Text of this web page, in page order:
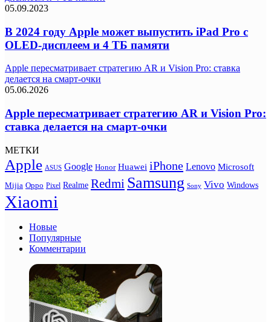
05.09.2023
В 2024 году Apple может выпустить iPad Pro с
OLED-дисплеем и 4 ТБ памяти
Apple пересматривает стратегию AR и Vision Pro: ставка
делается на смарт-очки
05.06.2026
Apple пересматривает стратегию AR и Vision Pro:
ставка делается на смарт-очки
МЕТКИ
Apple ASUS Google Honor Huawei iPhone Lenovo Microsoft
Mijia Oppo Pixel Realme Redmi Samsung Sony Vivo Windows
Xiaomi
Новые
Популярные
Комментарии